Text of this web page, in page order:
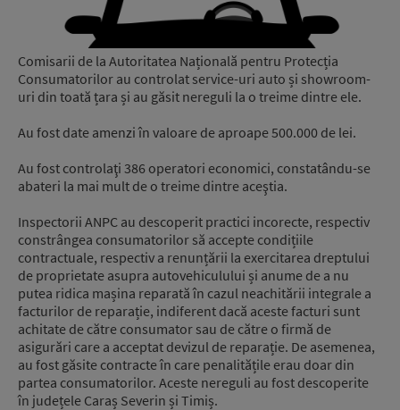
Comisarii de la Autoritatea Națională pentru Protecția
Consumatorilor au controlat service-uri auto și showroom-
uri din toată țara și au găsit nereguli la o treime dintre ele.
Au fost date amenzi în valoare de aproape 500.000 de lei.
Au fost controlaţi 386 operatori economici, constatându-se
abateri la mai mult de o treime dintre aceştia.
Inspectorii ANPC au descoperit practici incorecte, respectiv
constrângea consumatorilor să accepte condițiile
contractuale, respectiv a renunțării la exercitarea dreptului
de proprietate asupra autovehiculului și anume de a nu
putea ridica mașina reparată în cazul neachitării integrale a
facturilor de reparație, indiferent dacă aceste facturi sunt
achitate de către consumator sau de către o firmă de
asigurări care a acceptat devizul de reparație. De asemenea,
au fost găsite contracte în care penalitățile erau doar din
partea consumatorilor. Aceste nereguli au fost descoperite
în județele Caraș Severin și Timiș.